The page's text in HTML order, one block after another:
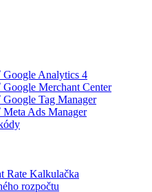
Analytics 4​
Merchant Center​
Tag Manager​
Ads Manager​
Rate Kalkulačka
rozpočtu